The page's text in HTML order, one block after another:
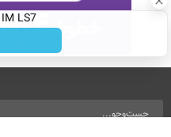
IM LS7 لوکس ترین شاسی بلند برقی ایران